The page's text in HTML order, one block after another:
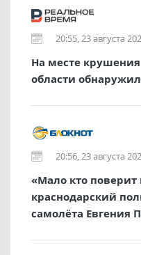
20:55, 23 августа
На месте
области
20:56, 23 августа
«Мало кто поверит
краснодарский
самолёта Евгения